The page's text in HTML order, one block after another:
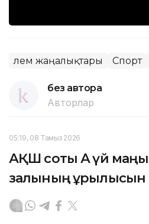
Әлем жаңалықтары Спорт
без автора
Авторлар
05:19, 08 Тамыз 2026
АҚШ соты Ақ үй
залының құрылысын